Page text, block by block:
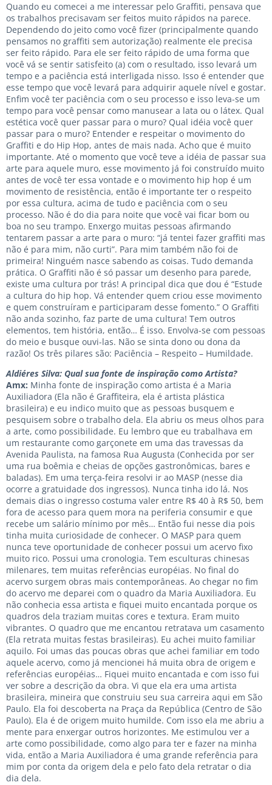
Quando eu comecei a me interessar pelo Graffiti, pensava que
os trabalhos precisavam ser feitos muito rápidos na parece.
Dependendo do jeito como você fizer (principalmente quando
pensamos no graffiti sem autorização) realmente ele precisa
ser feito rápido. Para ele ser feito rápido de uma forma que
você vá se sentir satisfeito (a) com o resultado, isso levará um
tempo e a paciência está interligada nisso. Isso é entender que
esse tempo que você levará para adquirir aquele nível e gostar.
Enfim você ter paciência com o seu processo e isso leva-se um
tempo para você pensar como manusear a lata ou o látex. Qual
estética você quer passar para o muro? Qual idéia você quer
passar para o muro? Entender e respeitar o movimento do
Graffiti e do Hip Hop, antes de mais nada. Acho que é muito
importante. Até o momento que você teve a idéia de passar sua
arte para aquele muro, esse movimento já foi construído muito
antes de você ter essa vontade e o movimento hip hop é um
movimento de resistência, então é importante ter o respeito
por essa cultura, acima de tudo e paciência com o seu
processo. Não é do dia para noite que você vai ficar bom ou
boa no seu trampo. Enxergo muitas pessoas afirmando
tentarem passar a arte para o muro: “já tentei fazer graffiti mas
não é para mim, não curti”. Para mim também não foi de
primeira! Ninguém nasce sabendo as coisas. Tudo demanda
prática. O Graffiti não é só passar um desenho para parede,
existe uma cultura por trás! A principal dica que dou é “Estude
a cultura do hip hop. Vá entender quem criou esse movimento
e quem construíram e participaram desse fomento.” O Graffiti
não anda sozinho, faz parte de uma cultura! Tem outros
elementos, tem história, então… É isso. Envolva-se com pessoas
do meio e busque ouvi-las. Não se sinta dono ou dona da
razão! Os três pilares são: Paciência – Respeito – Humildade.
Aldiéres Silva: Qual sua fonte de inspiração como Artista?
Amx: Minha fonte de inspiração como artista é a Maria
Auxiliadora (Ela não é Graffiteira, ela é artista plástica
brasileira) e eu indico muito que as pessoas busquem e
pesquisem sobre o trabalho dela. Ela abriu os meus olhos para
a arte, como possibilidade. Eu lembro que eu trabalhava em
um restaurante como garçonete em uma das travessas da
Avenida Paulista, na famosa Rua Augusta (Conhecida por ser
uma rua boêmia e cheias de opções gastronômicas, bares e
baladas). Em uma terça-feira resolvi ir ao MASP (nesse dia
ocorre a gratuidade dos ingressos). Nunca tinha ido lá. Nos
demais dias o ingresso costuma valer entre R$ 40 à R$ 50, bem
fora de acesso para quem mora na periferia consumir e que
recebe um salário mínimo por mês… Então fui nesse dia pois
tinha muita curiosidade de conhecer. O MASP para quem
nunca teve oportunidade de conhecer possui um acervo fixo
muito rico. Possui uma cronologia. Tem esculturas chinesas
milenares, tem muitas referências européias. No final do
acervo surgem obras mais contemporâneas. Ao chegar no fim
do acervo me deparei com o quadro da Maria Auxiliadora. Eu
não conhecia essa artista e fiquei muito encantada porque os
quadros dela traziam muitas cores e textura. Eram muito
vibrantes. O quadro que me encantou retratava um casamento
(Ela retrata muitas festas brasileiras). Eu achei muito familiar
aquilo. Foi umas das poucas obras que achei familiar em todo
aquele acervo, como já mencionei há muita obra de origem e
referências européias… Fiquei muito encantada e com isso fui
ver sobre a descrição da obra. Vi que ela era uma artista
brasileira, mineira que construiu seu sua carreira aqui em São
Paulo. Ela foi descoberta na Praça da República (Centro de São
Paulo). Ela é de origem muito humilde. Com isso ela me abriu a
mente para enxergar outros horizontes. Me estimulou ver a
arte como possibilidade, como algo para ter e fazer na minha
vida, então a Maria Auxiliadora é uma grande referência para
mim por conta da origem dela e pelo fato dela retratar o dia
dia dela.